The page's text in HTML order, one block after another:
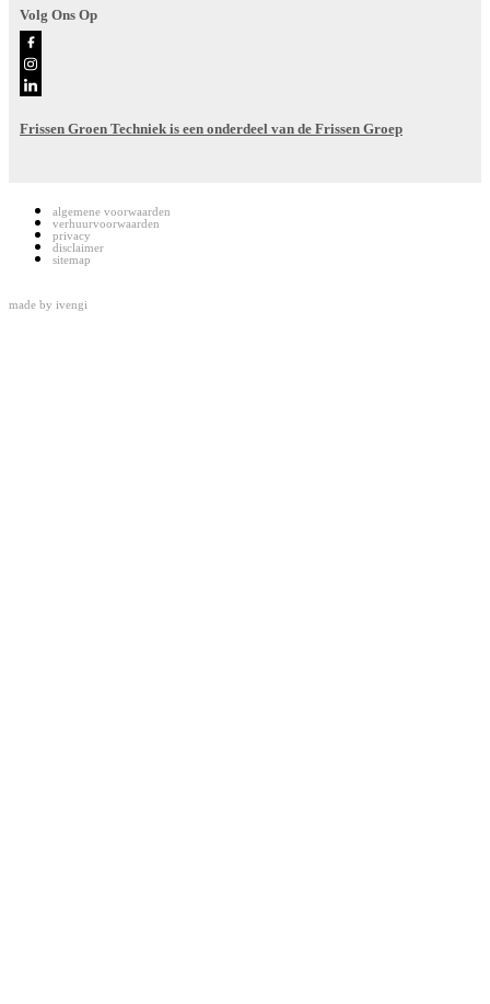
Volg Ons Op
Frissen Groen Techniek is een onderdeel van de Frissen Groep
algemene voorwaarden
verhuurvoorwaarden
privacy
disclaimer
sitemap
made by ivengi